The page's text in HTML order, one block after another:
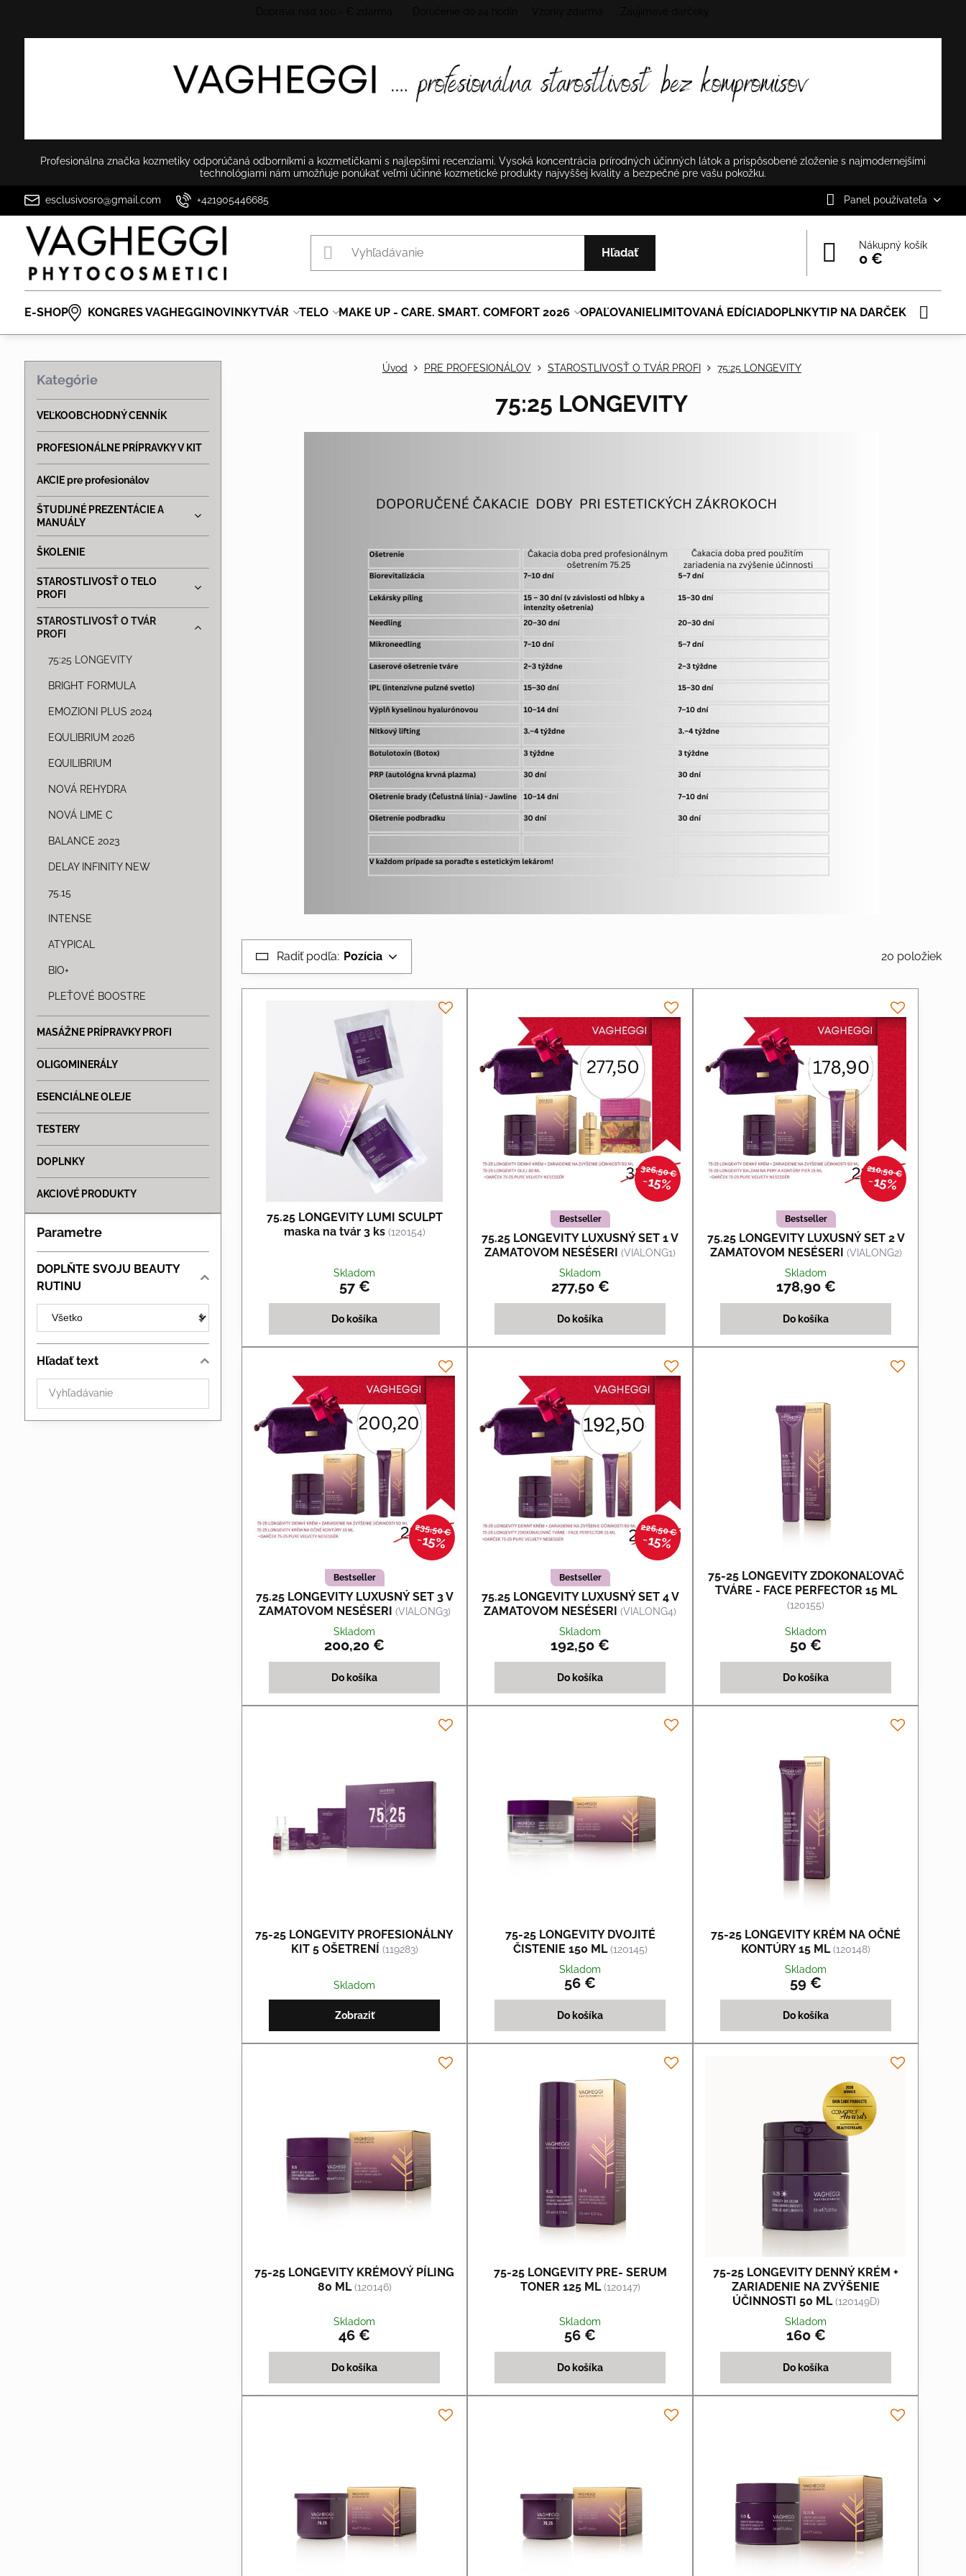
Profesionálna značka kozmetiky odporúčaná odborníkmi a kozmetičkami s najlepšími recenziami. Vysoká koncentrácia prírodných účinných látok a prispôsobené zloženie s najmodernejšími
technológiami nám umožňuje ponúkať veľmi účinné kozmetické produkty najvyššej kvality a bezpečné pre vašu pokožku.
esclusivosro@gmail.com +421905446685 Panel používateľa
Hľadať
Nákupný košík
0 €
E-SHOP KONGRES VAGHEGGINOVINKYTVÁR TELO MAKE UP - CARE. SMART. COMFORT 2026 OPAĽOVANIELIMITOVANÁ EDÍCIADOPLNKYTIP NA DARČEK
Úvod PRE PROFESIONÁLOV STAROSTLIVOSŤ O TVÁR PROFI 75:25 LONGEVITY
75:25 LONGEVITY
Radiť podľa: Pozícia 20 položiek
75.25 LONGEVITY LUMI SCULPT
maska na tvár 3 ks (120154)
Skladom
57 €
Do košíka
326,50 €
15%
Bestseller
75.25 LONGEVITY LUXUSNÝ SET 1 V
ZAMATOVOM NESÉSERI (VIALONG1)
Skladom
277,50 €
Do košíka
210,50 €
15%
Bestseller
75.25 LONGEVITY LUXUSNÝ SET 2 V
ZAMATOVOM NESÉSERI (VIALONG2)
Skladom
178,90 €
Do košíka
235,50 €
15%
Bestseller
75.25 LONGEVITY LUXUSNÝ SET 3 V
ZAMATOVOM NESÉSERI (VIALONG3)
Skladom
200,20 €
Do košíka
226,50 €
15%
Bestseller
75.25 LONGEVITY LUXUSNÝ SET 4 V
ZAMATOVOM NESÉSERI (VIALONG4)
Skladom
192,50 €
Do košíka
75-25 LONGEVITY ZDOKONAĽOVAČ
TVÁRE - FACE PERFECTOR 15 ML
(120155)
Skladom
50 €
Do košíka
75-25 LONGEVITY PROFESIONÁLNY
KIT 5 OŠETRENÍ
(119283)
Skladom
Zobraziť
75-25 LONGEVITY DVOJITÉ
ČISTENIE 150 ML (120145)
Skladom
56 €
Do košíka
75-25 LONGEVITY KRÉM NA OČNÉ
KONTÚRY 15 ML (120148)
Skladom
59 €
Do košíka
75-25 LONGEVITY KRÉMOVÝ PÍLING
80 ML (120146)
Skladom
46 €
Do košíka
75-25 LONGEVITY PRE- SERUM
TONER 125 ML (120147)
Skladom
56 €
Do košíka
75-25 LONGEVITY DENNÝ KRÉM +
ZARIADENIE NA ZVÝŠENIE
ÚČINNOSTI 50 ML (120149D)
Skladom
160 €
Do košíka
Parametre
DOPLŇTE SVOJU BEAUTY
RUTINU
Hľadať text
Prehľadať
výsledky
filtra
Kategórie
VEĽKOOBCHODNÝ CENNÍK
PROFESIONÁLNE PRÍPRAVKY V KIT
AKCIE pre profesionálov
ŠTUDIJNÉ PREZENTÁCIE A
MANUÁLY
ŠKOLENIE
STAROSTLIVOSŤ O TELO
PROFI
STAROSTLIVOSŤ O TVÁR
PROFI
75:25 LONGEVITY
BRIGHT FORMULA
EMOZIONI PLUS 2024
EQULIBRIUM 2026
EQUILIBRIUM
NOVÁ REHYDRA
NOVÁ LIME C
BALANCE 2023
DELAY INFINITY NEW
75.15
INTENSE
ATYPICAL
BIO+
PLEŤOVÉ BOOSTRE
MASÁŽNE PRÍPRAVKY PROFI
OLIGOMINERÁLY
ESENCIÁLNE OLEJE
TESTERY
DOPLNKY
AKCIOVÉ PRODUKTY